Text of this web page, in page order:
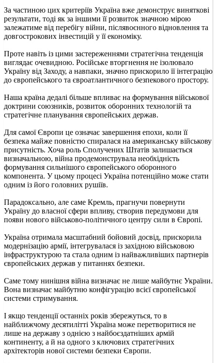
За частиною цих критеріїв Україна вже демонструє виняткові
результати, тоді як за іншими її розвиток значною мірою
залежатиме від перебігу війни, післявоєнного відновлення та
довгострокових інвестицій у її економіку.
Проте навіть із цими застереженнями стратегічна тенденція
виглядає очевидною. Російське вторгнення не ізолювало
Україну від Заходу, а навпаки, значно прискорило її інтеграцію
до європейського та євроатлантичного безпекового простору.
Наша країна дедалі більше впливає на формування військової
доктрини союзників, розвиток оборонних технологій та
стратегічне планування європейських держав.
Для самої Європи це означає завершення епохи, коли її
безпека майже повністю спиралася на американську військову
присутність. Хоча роль Сполучених Штатів залишається
визначальною, війна продемонструвала необхідність
формування сильнішого європейського оборонного
компонента. У цьому процесі Україна потенційно може стати
одним із його головних рушіїв.
Парадоксально, але саме Кремль, прагнучи повернути
Україну до власної сфери впливу, створив передумови для
появи нового військово-політичного центру сили в Європі.
Україна отримала масштабний бойовий досвід, прискорила
модернізацію армії, інтегрувалася із західною військовою
інфраструктурою та стала одним із найважливіших партнерів
європейських держав у питаннях безпеки.
Саме тому нинішня війна визначає не лише майбутнє України.
Вона визначає майбутню конфігурацію всієї європейської
системи стримування.
І якщо тенденції останніх років збережуться, то в
найближчому десятилітті Україна може перетворитися не
лише на державу з однією з найбоєздатніших армій
континенту, а й на одного з ключових стратегічних
архітекторів нової системи безпеки Європи.